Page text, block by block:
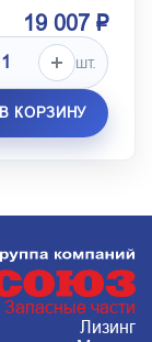
19 007 ₽
шт.
В КОРЗИНУ
Запасные части
Лизинг